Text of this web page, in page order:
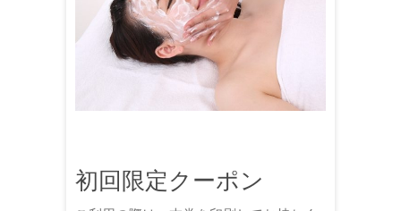
初回限定クーポン